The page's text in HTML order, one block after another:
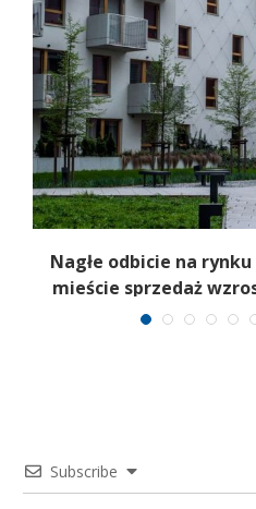
Nagłe odbicie na
mieście sprzedaż
Subscribe